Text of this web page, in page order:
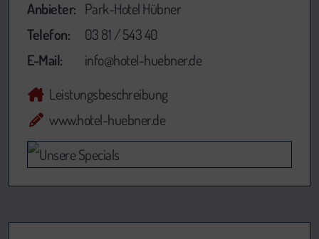
Anbieter: Park-Hotel Hübner
Telefon:
03 81 / 543 40
E-Mail:
info@hotel-huebner.de
Leistungsbeschreibung
www.hotel-huebner.de